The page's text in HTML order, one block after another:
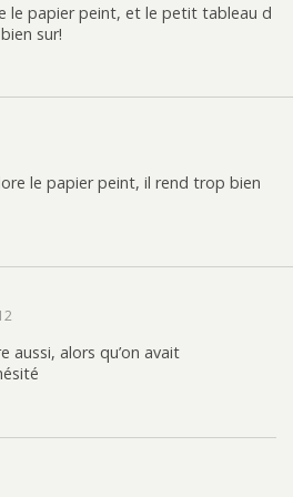
le papier peint, et le petit tableau d
sur!
le papier peint, il rend trop bien
aussi, alors qu’on avait